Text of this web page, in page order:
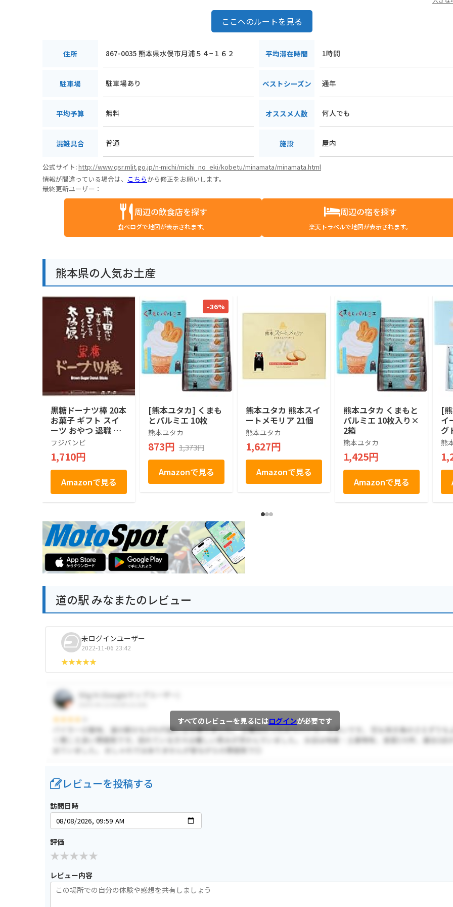
ここへのルートを見る
住所 867-0035 熊本県水俣市月浦５４−１６２ 平均滞在時間 1時間
駐車場 駐車場あり ベストシーズン 通年
平均予算 無料 オススメ人数 何人でも
混雑具合 普通 施設 屋内
公式サイト:http://www.qsr.mlit.go.jp/n-michi/michi_no_eki/kobetu/minamata/minamata.html
情報が間違っている場合は、 こちらから修正をお願いします。
最終更新ユーザー：
周辺の飲食店を探す
食べログで地図が表示されます。
周辺の宿を探す
楽天トラベルで地図が表示されます。
熊本県の人気お土産
黒糖ドーナツ棒 20本
お菓子 ギフト スイ
ーツ おやつ 退職 お
礼 手土産 お土産 お
供え お取り寄せ 熊
本 フジバンビ
フジバンビ
1,710円
Amazonで見る
-36%
[熊本ユタカ] くまも
とパルミエ 10枚
熊本ユタカ
873円 1,373円
Amazonで見る
熊本ユタカ 熊本スイ
ートメモリア 21個
熊本ユタカ
1,627円
Amazonで見る
熊本ユタカ くまもと
パルミエ 10枚入り×
2箱
熊本ユタカ
1,425円
Amazonで見る
[
イ
グ
熊
道の駅 みなまたのレビュー
未ログインユーザー
2022-11-06 23:42
すべてのレビューを見るにはログインが必要です
レビューを投稿する
訪問日時
評価
レビュー内容